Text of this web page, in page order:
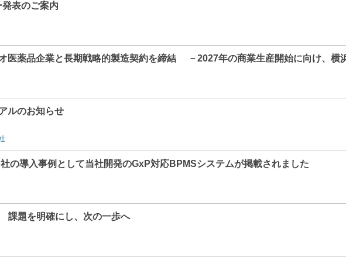
表のご案内
医薬品企業と長期戦略的製造契約を締結 －2027年の商業生産開始に向け、横
ルのお知らせ
の導入事例として当社開発のGxP対応BPMSシステムが掲載されました
題を明確にし、次の一歩へ